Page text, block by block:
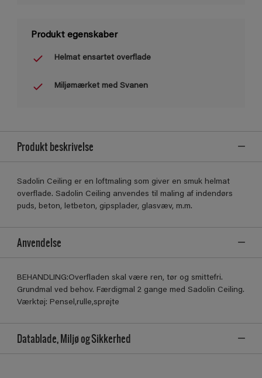
Produkt egenskaber
Helmat ensartet overflade
Miljømærket med Svanen
Produkt beskrivelse
Sadolin Ceiling er en loftmaling som giver en smuk helmat
overflade. Sadolin Ceiling anvendes til maling af indendørs
puds, beton, letbeton, gipsplader, glasvæv, m.m.
Anvendelse
BEHANDLING:Overfladen skal være ren, tør og smittefri.
Grundmal ved behov. Færdigmal 2 gange med Sadolin Ceiling.
Værktøj: Pensel,rulle,sprøjte
Datablade, Miljø og Sikkerhed